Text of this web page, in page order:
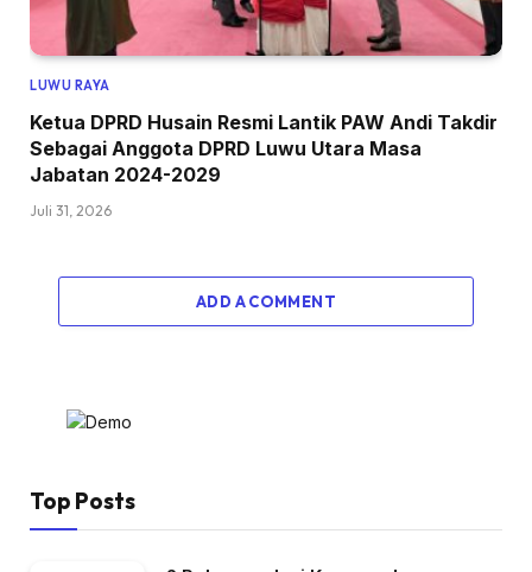
LUWU RAYA
Ketua DPRD Husain Resmi Lantik PAW Andi Takdir
Sebagai Anggota DPRD Luwu Utara Masa
Jabatan 2024-2029
Juli 31, 2026
ADD A COMMENT
Top Posts